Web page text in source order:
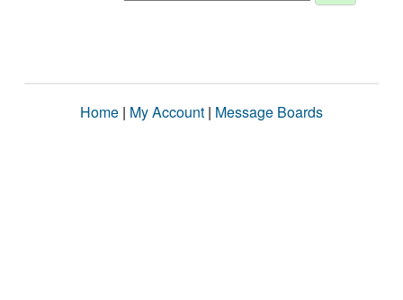
Home | My Account | Message Boards